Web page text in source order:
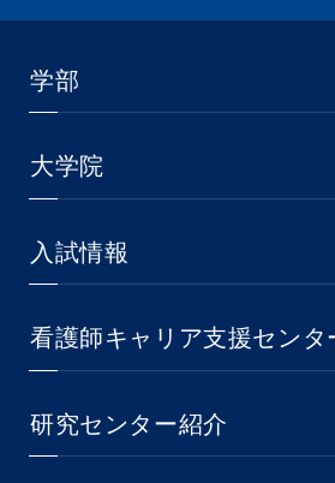
学部
大学院
入試情報
看護師キャリア支援センタ
研究センター紹介